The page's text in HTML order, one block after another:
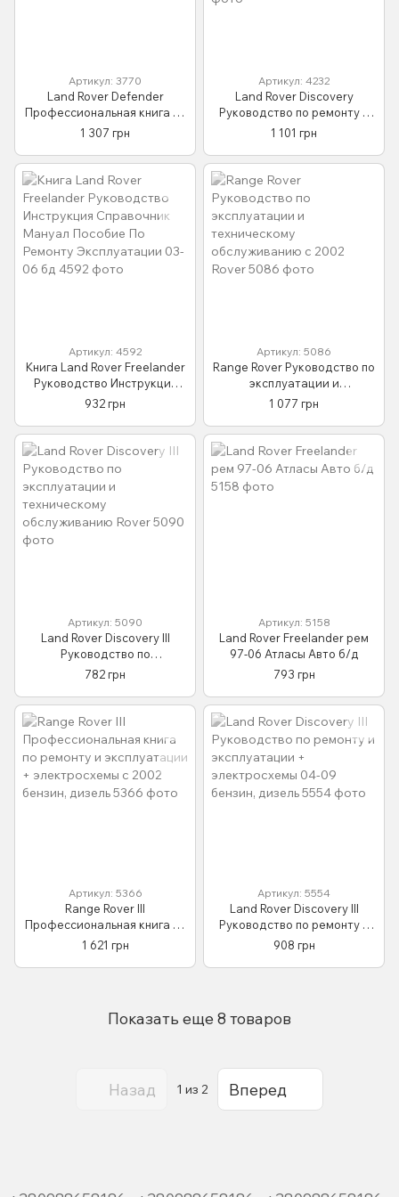
Артикул: 3770
Land Rover Defender
Профессиональная книга по
ремонту и эксплуатации +
электросхемы Дизельные
Двигатели
1 307 грн
Артикул: 4232
Land Rover Discovery
Руководство по ремонту и
эксплуатации +
электросхемы 98-04
Дизельные Двигатели
1 101 грн
Артикул: 4592
Книга Land Rover Freelander
Руководство Инструкция
Справочник Мануал
Пособие По Ремонту
Эксплуатации 03-06 бд
932 грн
Артикул: 5086
Range Rover Руководство по
эксплуатации и
техническому
обслуживанию с 2002 Rover
1 077 грн
Артикул: 5090
Land Rover Discovery III
Руководство по
эксплуатации и
техническому
обслуживанию Rover
782 грн
Артикул: 5158
Land Rover Freelander рем
97-06 Атласы Авто б/д
793 грн
Артикул: 5366
Range Rover III
Профессиональная книга по
ремонту и эксплуатации +
электросхемы с 2002 бензин,
дизель
1 621 грн
Артикул: 5554
Land Rover Discovery III
Руководство по ремонту и
эксплуатации +
электросхемы 04-09 бензин,
дизель
908 грн
Показать еще 8 товаров
Назад 1 из 2 Вперед